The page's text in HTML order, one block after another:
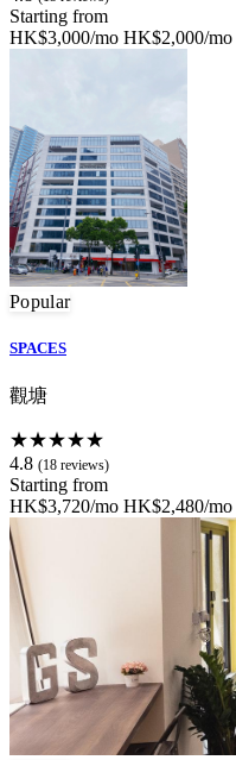
Starting from
HK$3,000/mo HK$2,000/mo
Popular
SPACES
觀塘
★★★★★
4.8 (18 reviews)
Starting from
HK$3,720/mo HK$2,480/mo